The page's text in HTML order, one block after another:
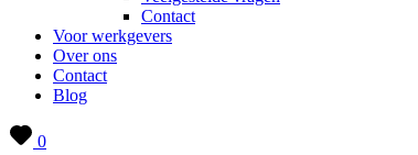
Contact
Voor werkgevers
Over ons
Contact
Blog
0